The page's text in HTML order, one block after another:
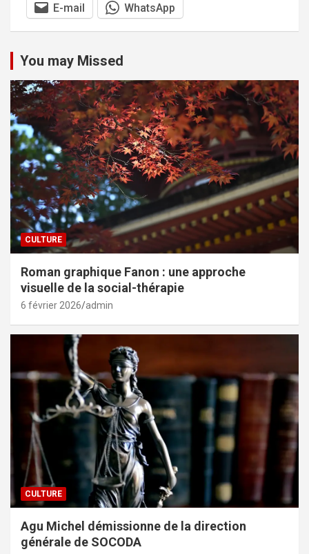
E-mail WhatsApp
You may Missed
CULTURE
Roman graphique Fanon : une approche
visuelle de la social-thérapie
6 février 2026 admin
CULTURE
Agu Michel démissionne de la direction
générale de SOCODA